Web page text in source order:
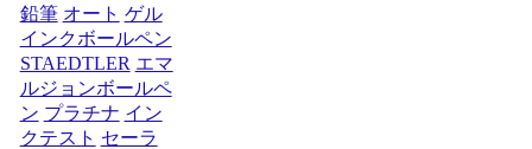
鉛筆 オート ゲル
インクボールペン
STAEDTLER エマ
ルジョンボールペ
ン プラチナ イン
クテスト セーラ